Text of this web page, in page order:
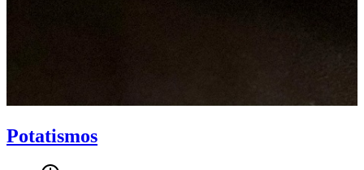
Potatismos